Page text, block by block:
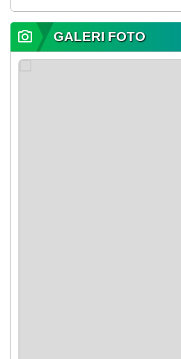
GALERI FOTO